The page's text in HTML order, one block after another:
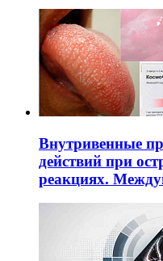
Внутривенные
действий при
реакциях.